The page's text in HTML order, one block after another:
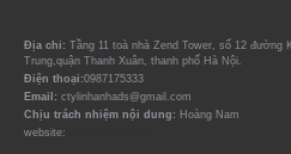
Địa chỉ: Tầng 11 toà nhà Zend Tower, số 12 đường
Trung,quận Thanh Xuân, thanh phố Hà Nội.
Điện thoại:0987175333
Email: ctylinhanhads@gmail.com
Chịu trách nhiệm nội dung: Hoàng Nam
website: